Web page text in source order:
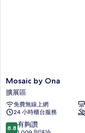
Mosaic
by
Ona
擴
展
區
Mosaic by Ona
擴展區
免費無線上網
24 小時櫃台服務
8.8
8.8 有夠讚